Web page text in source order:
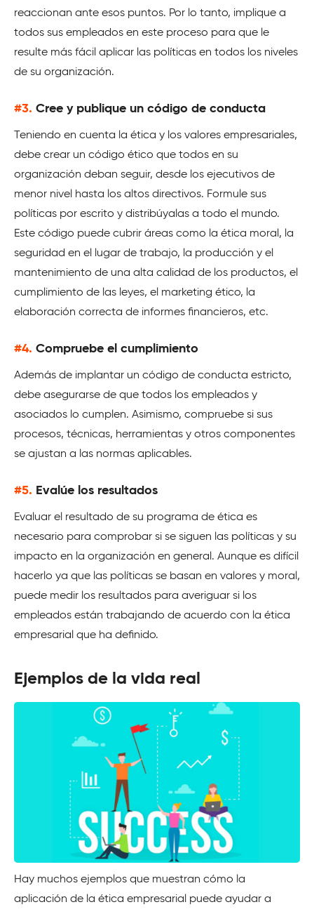
reaccionan ante esos puntos. Por lo tanto, implique a
todos sus empleados en este proceso para que le
resulte más fácil aplicar las políticas en todos los niveles
de su organización.
#3. Cree y publique un código de conducta
Teniendo en cuenta la ética y los valores empresariales,
debe crear un código ético que todos en su
organización deban seguir, desde los ejecutivos de
menor nivel hasta los altos directivos. Formule sus
políticas por escrito y distribúyalas a todo el mundo.
Este código puede cubrir áreas como la ética moral, la
seguridad en el lugar de trabajo, la producción y el
mantenimiento de una alta calidad de los productos, el
cumplimiento de las leyes, el marketing ético, la
elaboración correcta de informes financieros, etc.
#4. Compruebe el cumplimiento
Además de implantar un código de conducta estricto,
debe asegurarse de que todos los empleados y
asociados lo cumplen. Asimismo, compruebe si sus
procesos, técnicas, herramientas y otros componentes
se ajustan a las normas aplicables.
#5. Evalúe los resultados
Evaluar el resultado de su programa de ética es
necesario para comprobar si se siguen las políticas y su
impacto en la organización en general. Aunque es difícil
hacerlo ya que las políticas se basan en valores y moral,
puede medir los resultados para averiguar si los
empleados están trabajando de acuerdo con la ética
empresarial que ha definido.
Ejemplos de la vida real
Hay muchos ejemplos que muestran cómo la
aplicación de la ética empresarial puede ayudar a